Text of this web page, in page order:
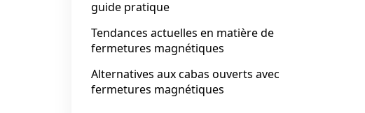
guide pratique
Tendances actuelles en matière de
fermetures magnétiques
Alternatives aux cabas ouverts avec
fermetures magnétiques